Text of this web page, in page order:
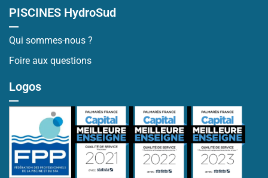
PISCINES HydroSud
Qui sommes-nous ?
Foire aux questions
Logos